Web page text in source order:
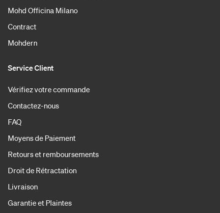
Mohd Officina Milano
Contract
Mohdern
Service Client
Vérifiez votre commande
Contactez-nous
FAQ
Moyens de Paiement
Retours et remboursements
Droit de Rétractation
Livraison
Garantie et Plaintes